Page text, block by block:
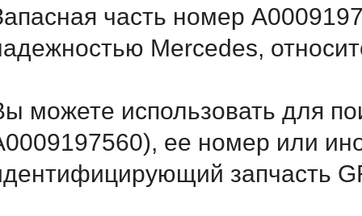
часть номер
Mercedes,
можете использовать для
ее номер или
запчасть